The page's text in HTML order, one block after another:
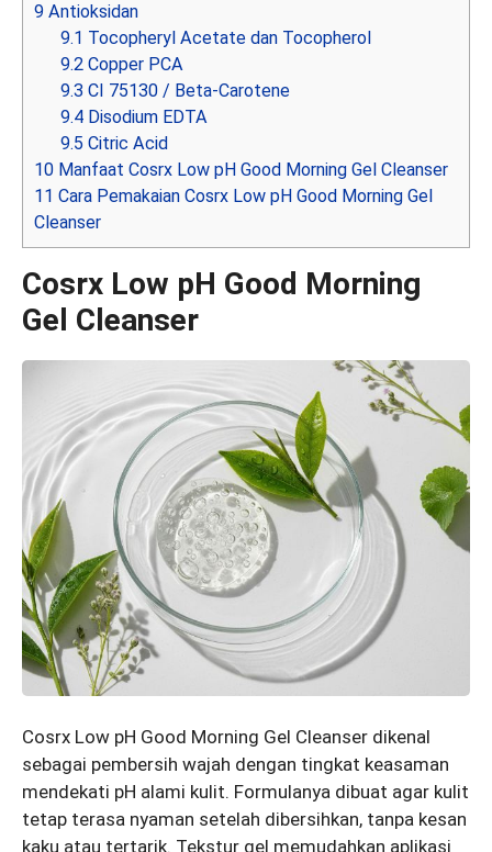
9 Antioksidan
9.1 Tocopheryl Acetate dan Tocopherol
9.2 Copper PCA
9.3 CI 75130 / Beta-Carotene
9.4 Disodium EDTA
9.5 Citric Acid
10 Manfaat Cosrx Low pH Good Morning Gel Cleanser
11 Cara Pemakaian Cosrx Low pH Good Morning Gel
Cleanser
Cosrx Low pH Good Morning
Gel Cleanser
Cosrx Low pH Good Morning Gel Cleanser dikenal
sebagai pembersih wajah dengan tingkat keasaman
mendekati pH alami kulit. Formulanya dibuat agar kulit
tetap terasa nyaman setelah dibersihkan, tanpa kesan
kaku atau tertarik. Tekstur gel memudahkan aplikasi